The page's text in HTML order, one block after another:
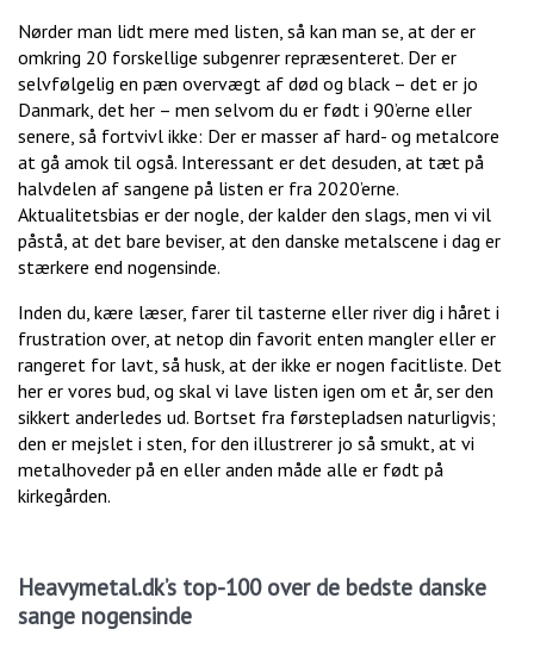
Nørder man lidt mere med listen, så kan man se, at der er
omkring 20 forskellige subgenrer repræsenteret. Der er
selvfølgelig en pæn overvægt af død og black – det er jo
Danmark, det her – men selvom du er født i 90’erne eller
senere, så fortvivl ikke: Der er masser af hard- og metalcore
at gå amok til også. Interessant er det desuden, at tæt på
halvdelen af sangene på listen er fra 2020’erne.
Aktualitetsbias er der nogle, der kalder den slags, men vi vil
påstå, at det bare beviser, at den danske metalscene i dag er
stærkere end nogensinde.
Inden du, kære læser, farer til tasterne eller river dig i håret i
frustration over, at netop din favorit enten mangler eller er
rangeret for lavt, så husk, at der ikke er nogen facitliste. Det
her er vores bud, og skal vi lave listen igen om et år, ser den
sikkert anderledes ud. Bortset fra førstepladsen naturligvis;
den er mejslet i sten, for den illustrerer jo så smukt, at vi
metalhoveder på en eller anden måde alle er født på
kirkegården.
Heavymetal.dk’s top-100 over de bedste danske
sange nogensinde